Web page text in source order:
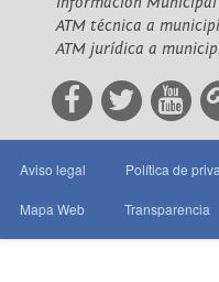
ATM técnica a
ATM jurídica a
Aviso legal Política de
Mapa Web Transparencia